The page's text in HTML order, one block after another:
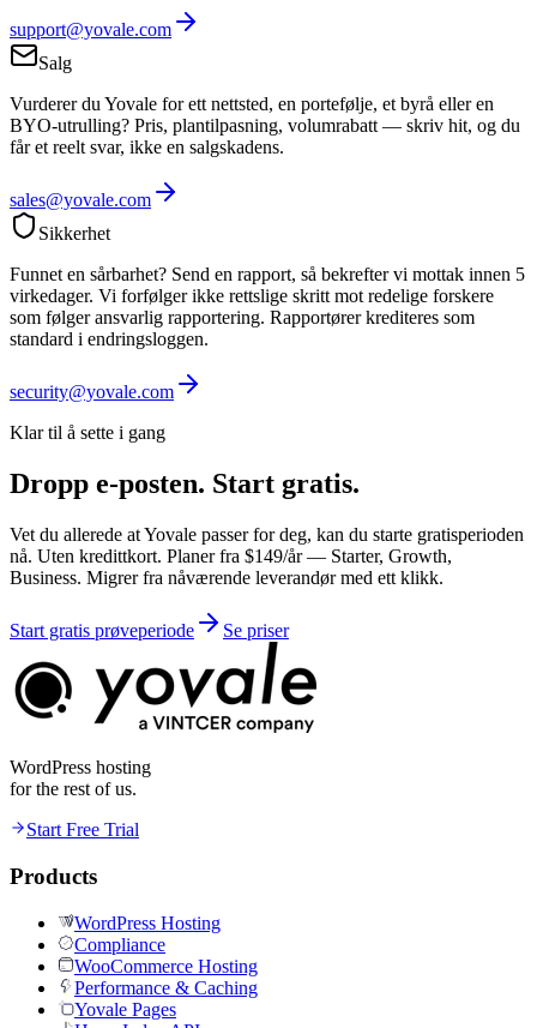
support@yovale.com
Salg
Vurderer du Yovale for ett nettsted, en portefølje, et byrå eller en
BYO-utrulling? Pris, plantilpasning, volumrabatt — skriv hit, og du
får et reelt svar, ikke en salgskadens.
sales@yovale.com
Sikkerhet
Funnet en sårbarhet? Send en rapport, så bekrefter vi mottak innen 5
virkedager. Vi forfølger ikke rettslige skritt mot redelige forskere
som følger ansvarlig rapportering. Rapportører krediteres som
standard i endringsloggen.
security@yovale.com
Klar til å sette i gang
Dropp e-posten. Start gratis.
Vet du allerede at Yovale passer for deg, kan du starte gratisperioden
nå. Uten kredittkort. Planer fra $149/år — Starter, Growth,
Business. Migrer fra nåværende leverandør med ett klikk.
Start gratis prøveperiode Se priser
WordPress hosting
for the rest of us.
Start Free Trial
Products
WordPress Hosting
Compliance
WooCommerce Hosting
Performance & Caching
Yovale Pages